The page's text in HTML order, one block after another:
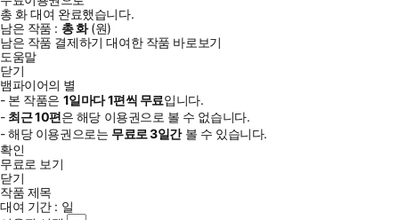
총화대여 완료했습니다.
남은 작품 : 총화(원)
남은 작품 결제하기 대여한 작품 바로보기
도움말
닫기
뱀파이어의 별
- 본 작품은 1일마다1편씩 무료입니다.
- 최근10편은 해당 이용권으로 볼 수 없습니다.
- 해당 이용권으로는 무료로3일간볼 수 있습니다.
확인
무료로 보기
닫기
작품 제목
대여 기간 : 일